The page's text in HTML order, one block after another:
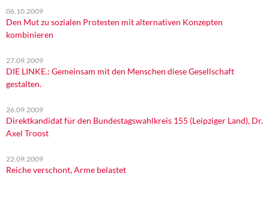
06.10.2009
Den Mut zu sozialen Protesten mit alternativen Konzepten
kombinieren
27.09.2009
DIE LINKE.: Gemeinsam mit den Menschen diese Gesellschaft
gestalten.
26.09.2009
Direktkandidat für den Bundestagswahlkreis 155 (Leipziger Land), Dr.
Axel Troost
22.09.2009
Reiche verschont, Arme belastet